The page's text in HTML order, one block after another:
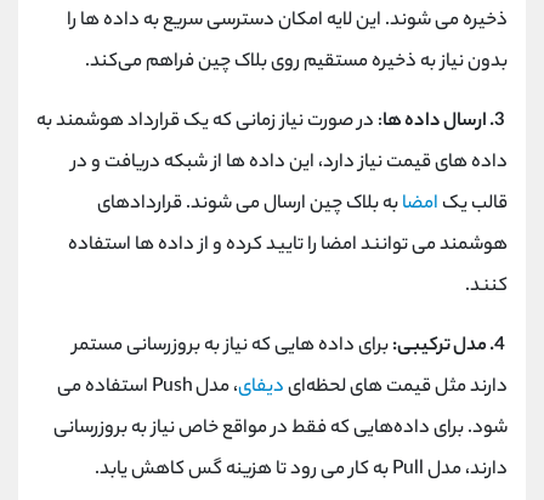
ذخیره می‌ شوند. این لایه امکان دسترسی سریع به داده‌ ها را
بدون نیاز به ذخیره مستقیم روی بلاک چین فراهم می‌کند.
: در صورت نیاز زمانی که یک قرارداد هوشمند به
داده‌ های قیمت نیاز دارد، این داده‌ ها از شبکه دریافت و در
قالب یک امضابه بلاک چین ارسال می ‌شوند. قراردادهای
هوشمند می ‌توانند امضا را تایید کرده و از داده‌ ها استفاده
کنند.
برای داده‌ هایی که نیاز به بروزرسانی مستمر
دارند مثل قیمت‌ های لحظه‌ایدیفای
، مدل Push استفاده می
‌شود. برای داده‌هایی که فقط در مواقع خاص نیاز به بروزرسانی
دارند، مدل Pull به کار می ‌رود تا هزینه گس کاهش یابد.